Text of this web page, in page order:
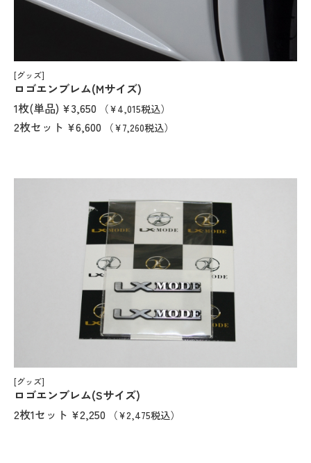
[グッズ]
ロゴエンブレム(Mサイズ)
1枚(単品) ¥3,650 （¥4,015税込）
2枚セット ¥6,600 （¥7,260税込）
[グッズ]
ロゴエンブレム(Sサイズ)
2枚1セット ¥2,250 （¥2,475税込）